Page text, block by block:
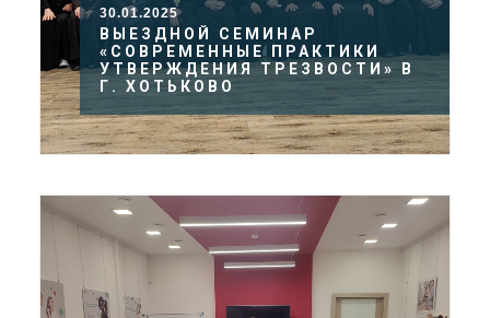
30.01.2025
ВЫЕЗДНОЙ СЕМИНАР
«СОВРЕМЕННЫЕ ПРАКТИКИ
УТВЕРЖДЕНИЯ ТРЕЗВОСТИ» В
Г. ХОТЬКОВО